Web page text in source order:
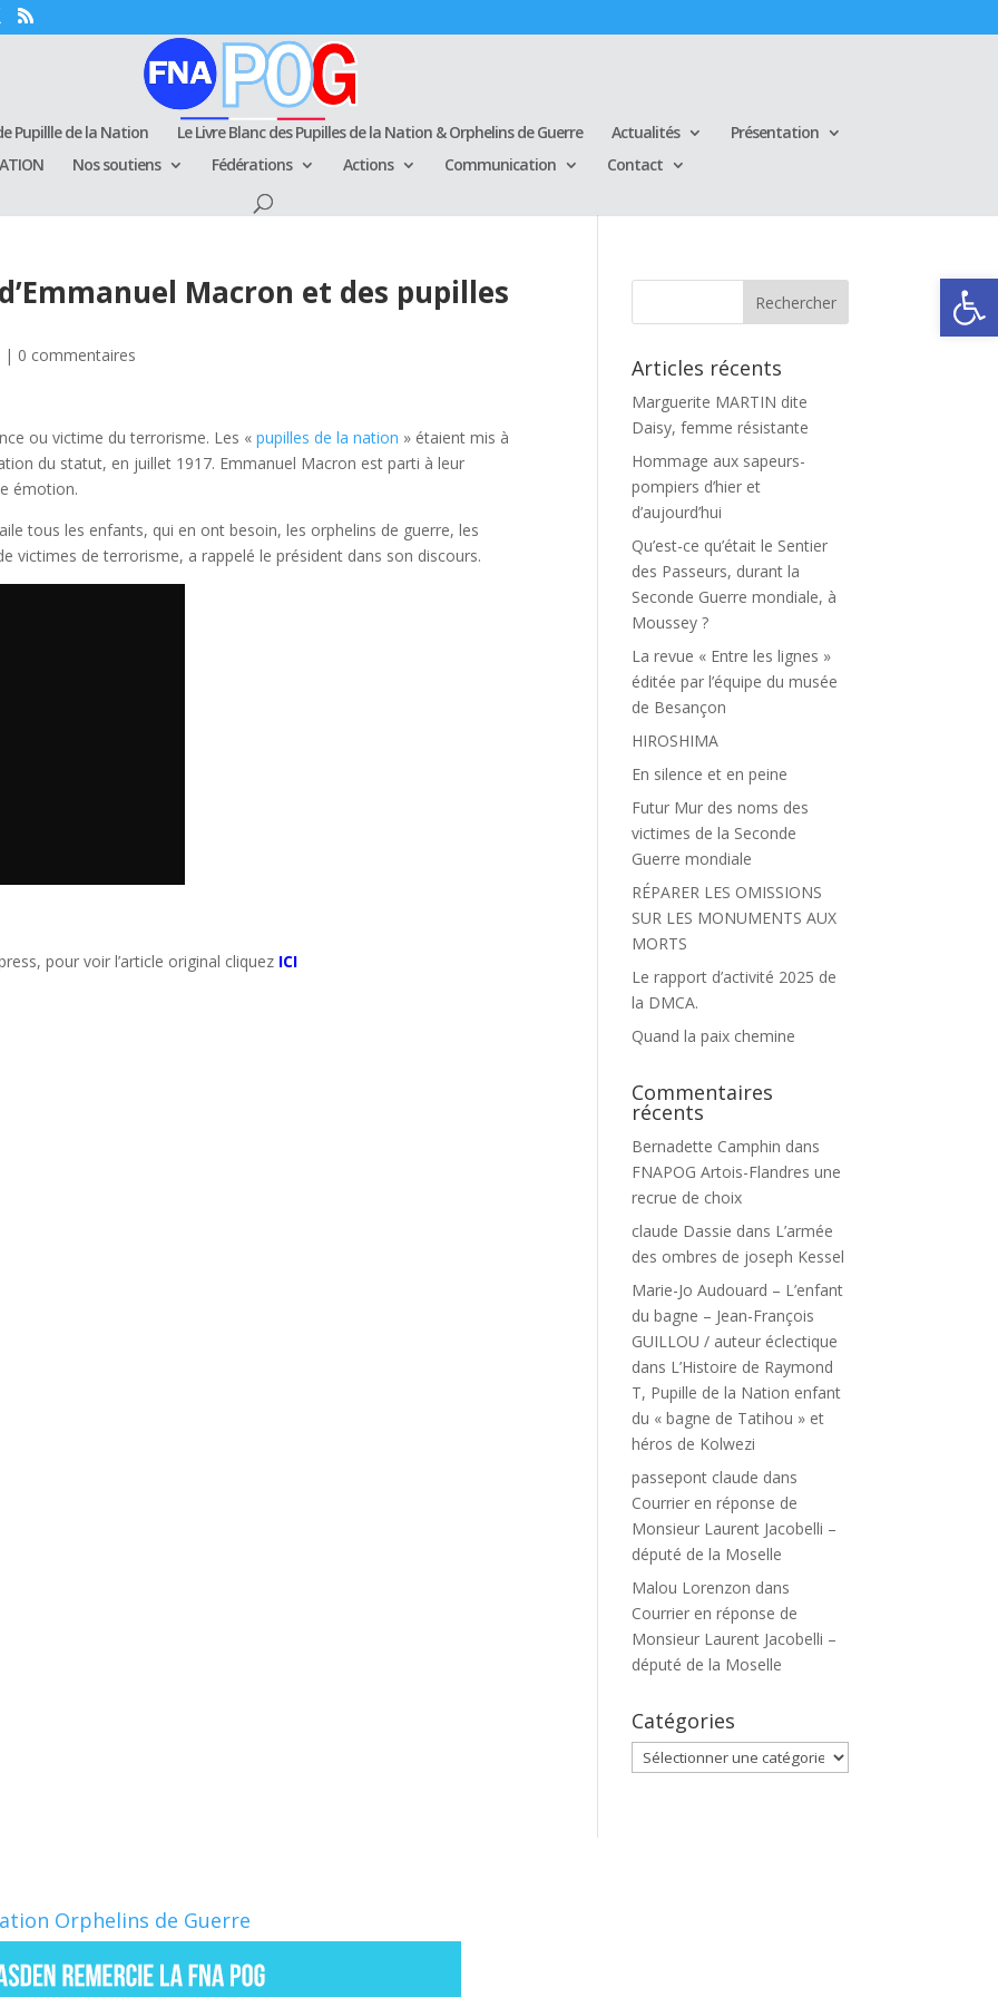
Ouvrir
Pupillle de la Nation Le Livre Blanc des Pupilles de la Nation & Orphelins de Guerre Actualités
Présentation
Nos soutiens Fédérations Actions Communication Contact
Macron et des pupilles
| 0 commentaires
ou victime du terrorisme. Les «pupilles de la nation » étaient mis à
du statut, en juillet 1917. Emmanuel Macron est parti à leur
émotion.
tous les enfants, qui en ont besoin, les orphelins de guerre, les
victimes de terrorisme, a rappelé le président dans son discours.
pour voir l’article original cliquez ICI
Articles récents
Marguerite MARTIN dite
Daisy, femme résistante
Hommage aux sapeurs-
pompiers d’hier et
d’aujourd’hui
Qu’est-ce qu’était le Sentier
des Passeurs, durant la
Seconde Guerre mondiale, à
Moussey ?
La revue « Entre les lignes »
éditée par l’équipe du musée
de Besançon
HIROSHIMA
En silence et en peine
Futur Mur des noms des
victimes de la Seconde
Guerre mondiale
RÉPARER LES OMISSIONS
SUR LES MONUMENTS AUX
MORTS
Le rapport d’activité 2025 de
la DMCA.
Quand la paix chemine
Commentaires
récents
Bernadette Camphin dans
FNAPOG Artois-Flandres une
recrue de choix
claude Dassie dans L’armée
des ombres de joseph Kessel
Marie-Jo Audouard – L’enfant
du bagne – Jean-François
GUILLOU / auteur éclectique
dans L’Histoire de Raymond
T, Pupille de la Nation enfant
du « bagne de Tatihou » et
héros de Kolwezi
passepont claude dans
Courrier en réponse de
Monsieur Laurent Jacobelli –
député de la Moselle
Malou Lorenzon dans
Courrier en réponse de
Monsieur Laurent Jacobelli –
député de la Moselle
Catégories
Catégories
Orphelins de Guerre